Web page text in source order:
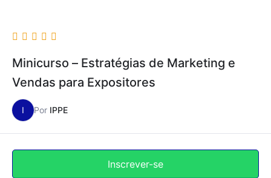
Minicurso – Estratégias de Marketing e
Vendas para Expositores
I Por IPPE
Inscrever-se